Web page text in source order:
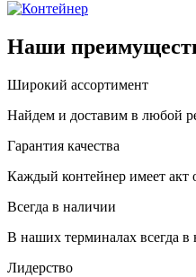
Наши
Широкий ассортимент
Найдем и доставим в любой
Гарантия качества
Каждый контейнер имеет акт
Всегда в наличии
В наших терминалах всегда в
Лидерство